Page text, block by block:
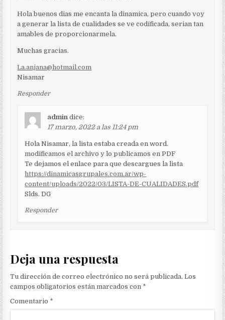
Hola buenos dias me encanta la dinamica, pero cuando voy
a generar la lista de cualidades se ve codificada, serian tan
amables de proporcionarmela.
Muchas gracias.
La.anjana@hotmail.com
Nisamar
Responder
admin dice:
17 marzo, 2022 a las 11:24 pm
Hola Nisamar, la lista estaba creada en word.
modificamos el archivo y lo publicamos en PDF
Te dejamos el enlace para que descargues la lista
https://dinamicasgrupales.com.ar/wp-
content/uploads/2022/03/LISTA-DE-CUALIDADES.pdf
Slds. DG
Responder
Deja una respuesta
Tu dirección de correo electrónico no será publicada. Los
campos obligatorios están marcados con *
Comentario *